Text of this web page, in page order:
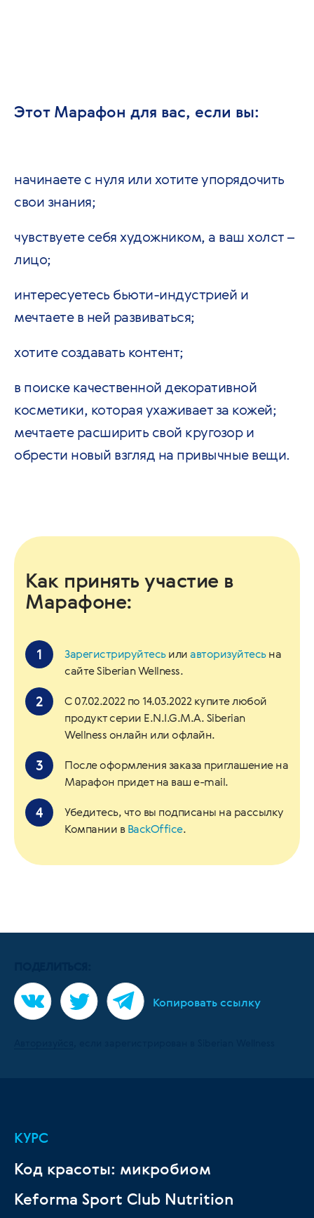
Этот Марафон для вас, если вы:
начинаете с нуля или хотите упорядочить
свои знания;
чувствуете себя художником, а ваш холст –
лицо;
интересуетесь бьюти-индустрией и
мечтаете в ней развиваться;
хотите создавать контент;
в поиске качественной декоративной
косметики, которая ухаживает за кожей;
мечтаете расширить свой кругозор и
обрести новый взгляд на привычные вещи.
Как принять участие в
Марафоне:
Зарегистрируйтесьилиавторизуйтесьна
сайте Siberian Wellness.
С 07.02.2022 по 14.03.2022 купите любой
продукт серии E.N.I.G.M.A. Siberian
Wellness онлайн или офлайн.
После оформления заказа приглашение на
Марафон придет на ваш e-mail.
Убедитесь, что вы подписаны на рассылку
Компании вBackOffice.
Копировать ссылку
КУРС
Код красоты: микробиом
Keforma Sport Club Nutrition